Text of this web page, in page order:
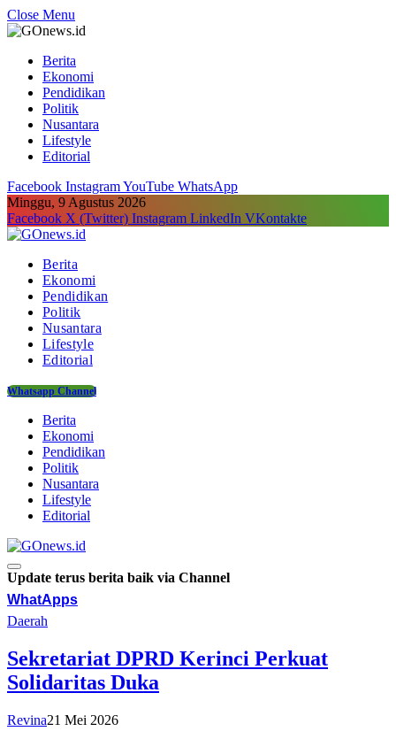
Close Menu
Berita
Ekonomi
Pendidikan
Politik
Nusantara
Lifestyle
Editorial
Facebook InstagramYouTube WhatsApp
Minggu, 9 Agustus 2026
Facebook X (Twitter) Instagram LinkedIn VKontakte
Berita
Ekonomi
Pendidikan
Politik
Nusantara
Lifestyle
Editorial
Whatsapp Channel
Berita
Ekonomi
Pendidikan
Politik
Nusantara
Lifestyle
Editorial
Update terus berita baik via Channel
WhatApps
Daerah
Sekretariat DPRD Kerinci Perkuat
Solidaritas Duka
Revina21 Mei 2026